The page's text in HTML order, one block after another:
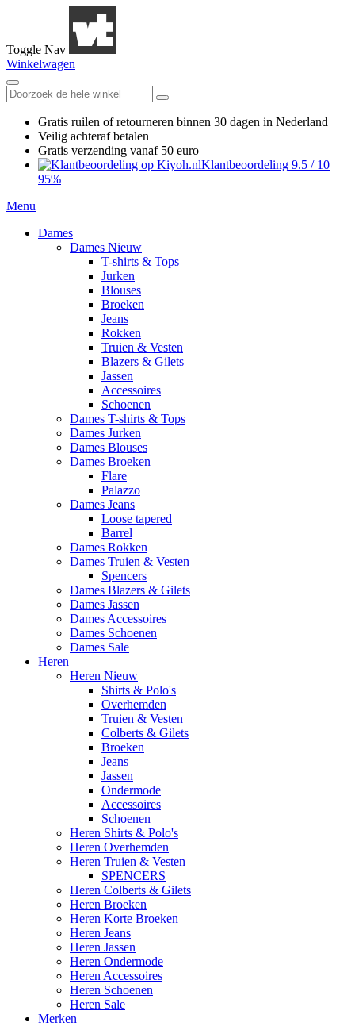
Toggle Nav
Winkelwagen
Gratis ruilen of retourneren binnen 30 dagen in Nederland
Veilig achteraf betalen
Gratis verzending vanaf 50 euro
Klantbeoordeling 9.5 / 10
95%
Menu
Dames
Dames Nieuw
T-shirts & Tops
Jurken
Blouses
Broeken
Jeans
Rokken
Truien & Vesten
Blazers & Gilets
Jassen
Accessoires
Schoenen
Dames T-shirts & Tops
Dames Jurken
Dames Blouses
Dames Broeken
Flare
Palazzo
Dames Jeans
Loose tapered
Barrel
Dames Rokken
Dames Truien & Vesten
Spencers
Dames Blazers & Gilets
Dames Jassen
Dames Accessoires
Dames Schoenen
Dames Sale
Heren
Heren Nieuw
Shirts & Polo's
Overhemden
Truien & Vesten
Colberts & Gilets
Broeken
Jeans
Jassen
Ondermode
Accessoires
Schoenen
Heren Shirts & Polo's
Heren Overhemden
Heren Truien & Vesten
SPENCERS
Heren Colberts & Gilets
Heren Broeken
Heren Korte Broeken
Heren Jeans
Heren Jassen
Heren Ondermode
Heren Accessoires
Heren Schoenen
Heren Sale
Merken